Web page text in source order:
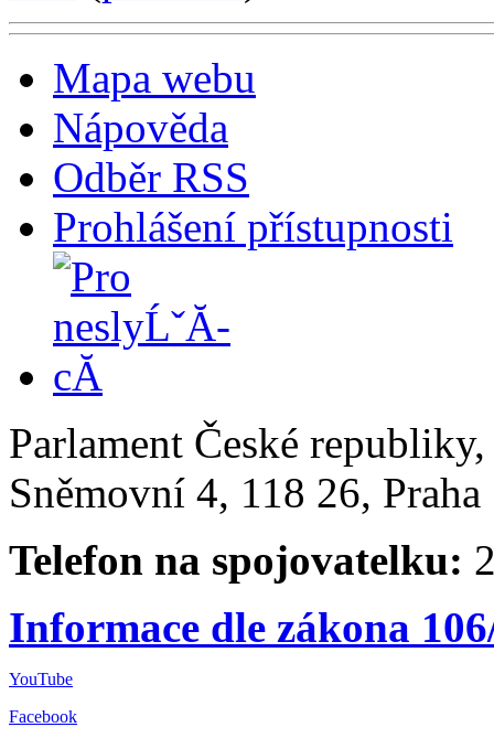
Mapa webu
Nápověda
Odběr RSS
Prohlášení přístupnosti
Parlament České
Sněmovní 4, 118 26,
Telefon na spojovatelku:
Informace dle zákona
YouTube
Facebook